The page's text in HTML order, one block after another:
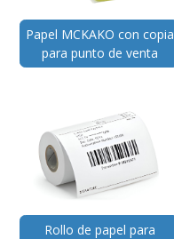
Papel MCKAKO con copia
para punto de venta
Rollo de papel para